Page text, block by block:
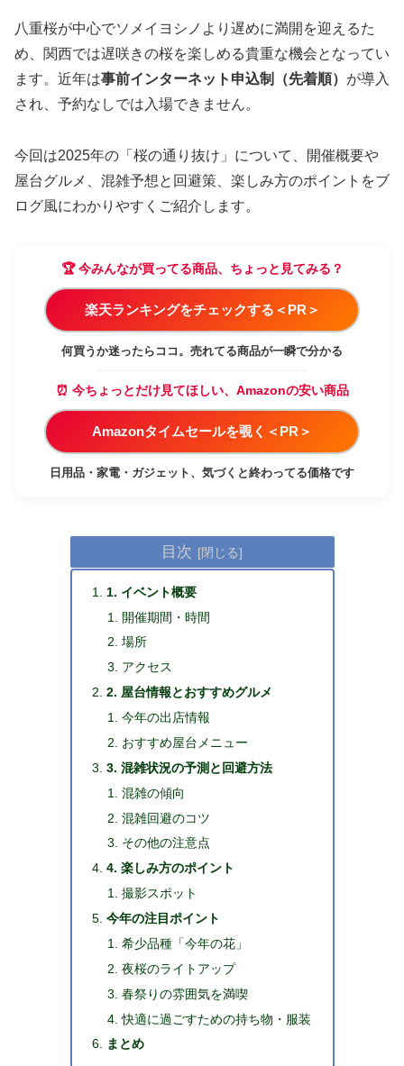
八重桜が中心でソメイヨシノより遅めに満開を迎えるた
め、関西では遅咲きの桜を楽しめる貴重な機会となってい
ます。近年は事前インターネット申込制（先着順） が導入
され、予約なしでは入場できません。
今回は2025年の「桜の通り抜け」について、開催概要や
屋台グルメ、混雑予想と回避策、楽しみ方のポイントをブ
ログ風にわかりやすくご紹介します。
🏆 今みんなが買ってる商品、ちょっと見てみる？
楽天ランキングをチェックする＜PR＞
何買うか迷ったらココ。売れてる商品が一瞬で分かる
⏰ 今ちょっとだけ見てほしい、Amazonの安い商品
Amazonタイムセールを覗く＜PR＞
日用品・家電・ガジェット、気づくと終わってる価格です
目次
1. イベント概要
開催期間・時間
場所
アクセス
2. 屋台情報とおすすめグルメ
今年の出店情報
おすすめ屋台メニュー
3. 混雑状況の予測と回避方法
混雑の傾向
混雑回避のコツ
その他の注意点
4. 楽しみ方のポイント
撮影スポット
今年の注目ポイント
希少品種「今年の花」
夜桜のライトアップ
春祭りの雰囲気を満喫
快適に過ごすための持ち物・服装
まとめ